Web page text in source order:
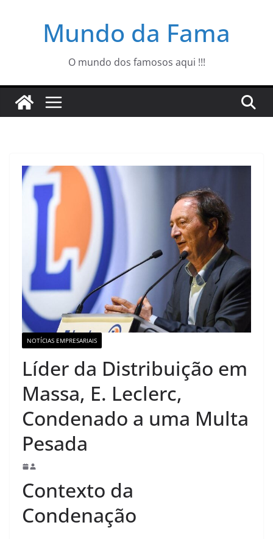
Mundo da Fama
O mundo dos famosos aqui !!!
NOTÍCIAS EMPRESARIAIS
Líder da Distribuição em
Massa, E. Leclerc,
Condenado a uma Multa
Pesada
Contexto da
Condenação